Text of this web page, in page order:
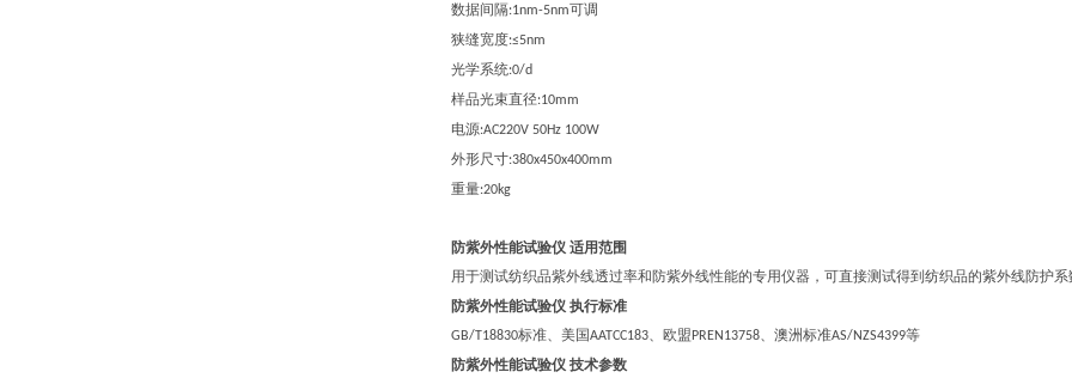
数据间隔:1nm-5nm可调
狭缝宽度:≤5nm
光学系统:0/d
样品光束直径:10mm
电源:AC220V 50Hz 100W
外形尺寸:380x450x400mm
重量:20kg
防紫外性能试验仪 适用范围
用于测试纺织品紫外线透过率和防紫外线性能的专用仪器，可直接测试得到纺织品的紫外线防护系
防紫外性能试验仪 执行标准
GB/T18830标准、美国AATCC183、欧盟 PREN13758、澳洲标准AS/NZS4399等
防紫外性能试验仪 技术参数